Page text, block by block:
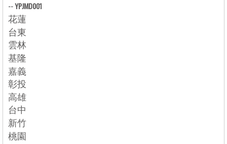
--YPJMD001
花蓮
台東
雲林
基隆
嘉義
彰投
高雄
台中
新竹
桃園